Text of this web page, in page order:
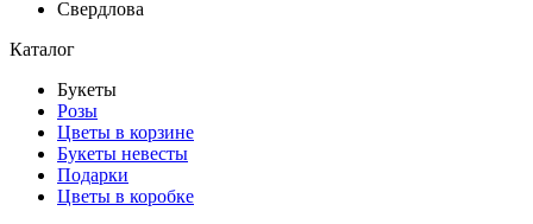
Свердлова
Каталог
Букеты
Розы
Цветы в корзине
Букеты невесты
Подарки
Цветы в коробке